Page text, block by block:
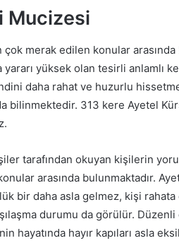
Mucizesi
çok merak edilen konular
yararı yüksek olan tesirli
daha rahat ve huzurlu
bilinmektedir. 313 kere Ayetel
tarafından okuyan kişilerin
arasında bulunmaktadır.
bir daha asla gelmez, kişi
durumu da görülür.
hayatında hayır kapıları asla